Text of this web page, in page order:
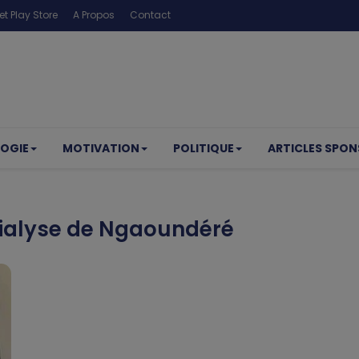
Play Store A Propos Contact
MOTIVATION POLITIQUE ARTICLES
de Ngaoundéré